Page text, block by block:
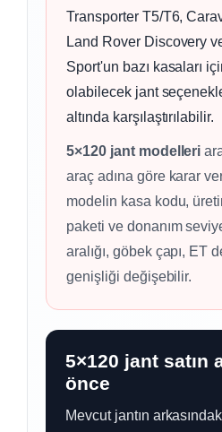
Transporter T5/T6,
Land Rover Discovery
Sport'un bazı kasaları
olabilecek jant
altında karşılaştırılabilir.
5×120 jant modelleri
araç adına göre karar
modelin kasa kodu,
paketi ve donanım
aralığı, göbek çapı, ET
genişliği değişebilir.
5×120 jant satın
önce
Mevcut jantın